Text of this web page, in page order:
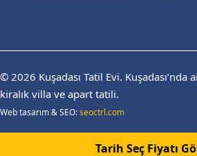
© 2026 Kuşadası Tatil Evi.
kiralık villa ve apart tatili.
Web tasarım & SEO:seoctrl.com
Tarih Seç Fiyatı